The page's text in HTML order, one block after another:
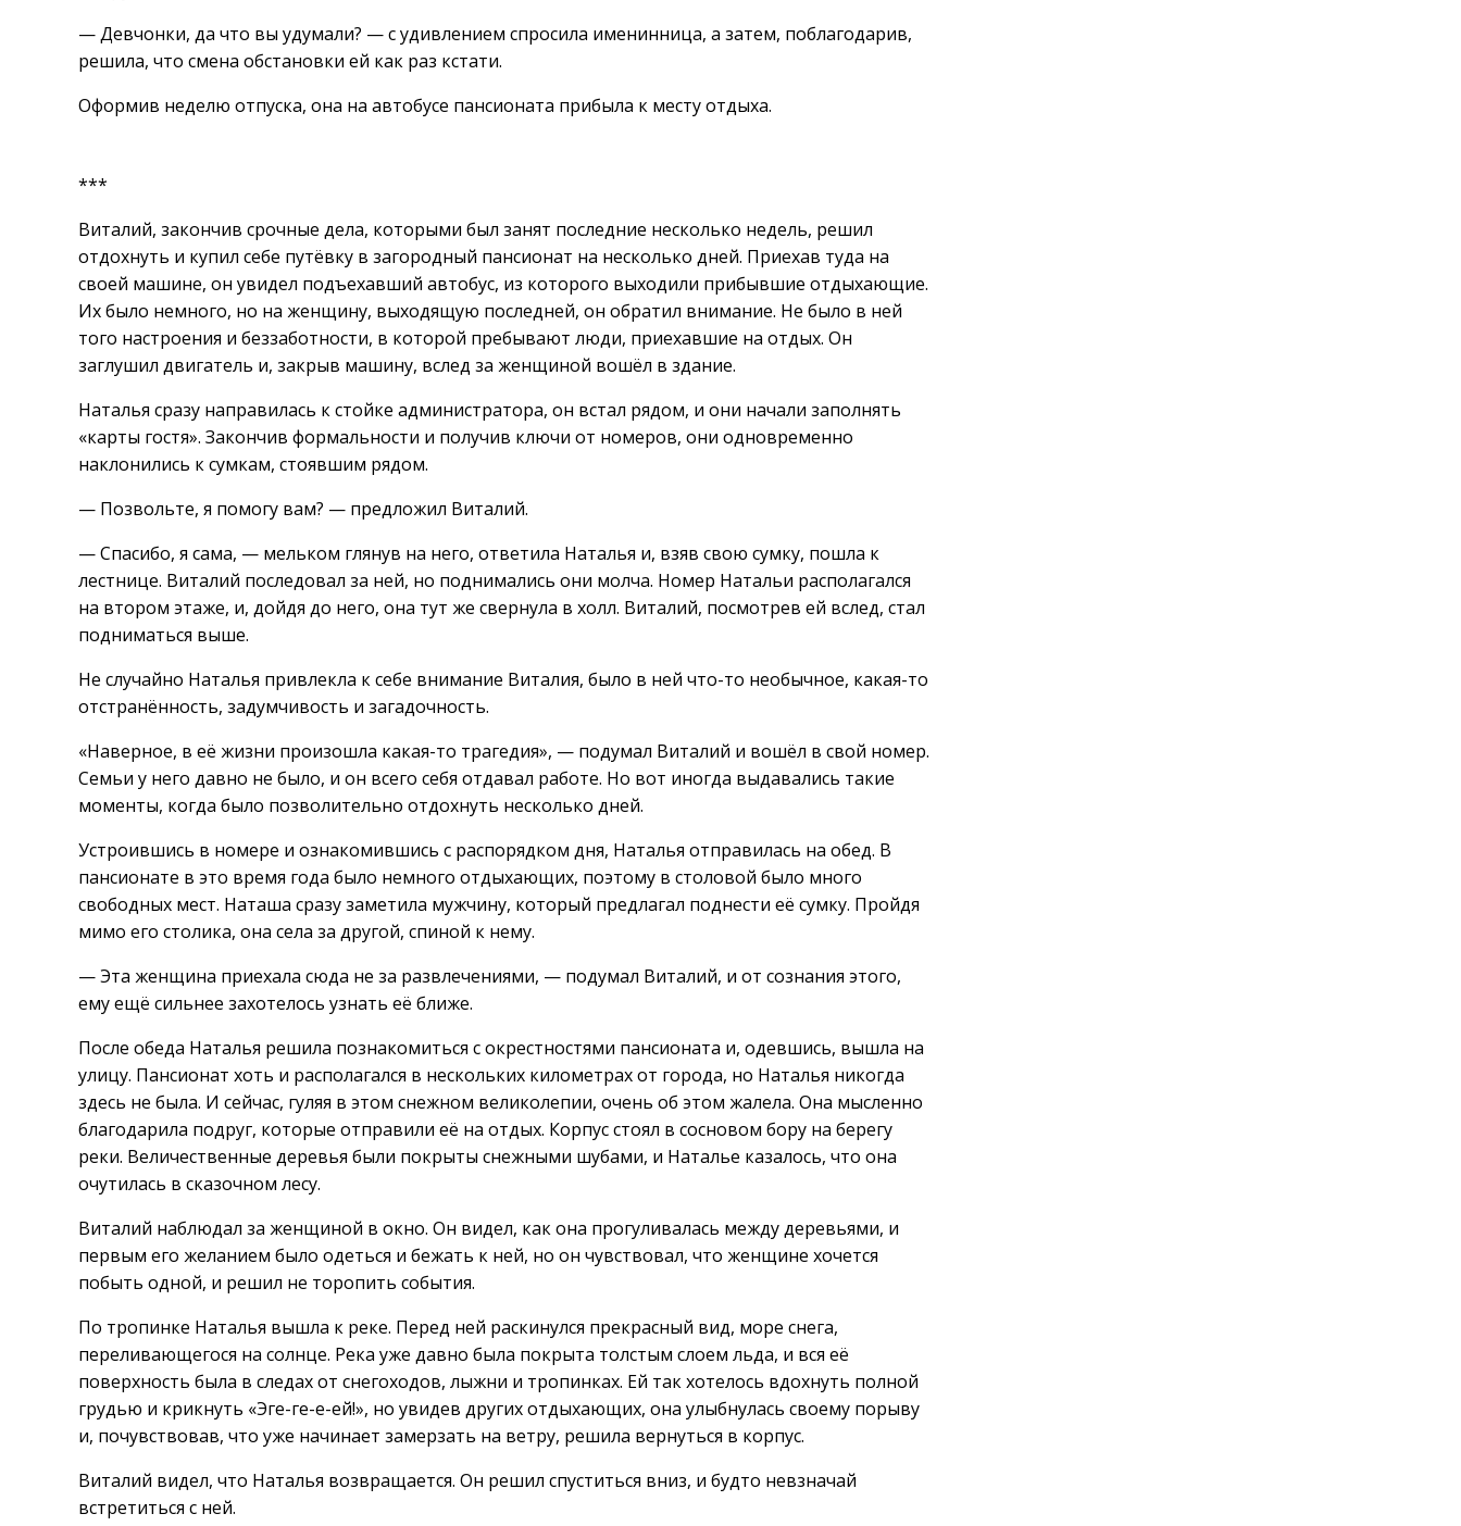
— Девчонки, да что вы удумали? — с удивлением спросила именинница, а затем, поблагодарив,
решила, что смена обстановки ей как раз кстати.
Оформив неделю отпуска, она на автобусе пансионата прибыла к месту отдыха.
***
Виталий, закончив срочные дела, которыми был занят последние несколько недель, решил
отдохнуть и купил себе путёвку в загородный пансионат на несколько дней. Приехав туда на
своей машине, он увидел подъехавший автобус, из которого выходили прибывшие отдыхающие.
Их было немного, но на женщину, выходящую последней, он обратил внимание. Не было в ней
того настроения и беззаботности, в которой пребывают люди, приехавшие на отдых. Он
заглушил двигатель и, закрыв машину, вслед за женщиной вошёл в здание.
Наталья сразу направилась к стойке администратора, он встал рядом, и они начали заполнять
«карты гостя». Закончив формальности и получив ключи от номеров, они одновременно
наклонились к сумкам, стоявшим рядом.
— Позвольте, я помогу вам? — предложил Виталий.
— Спасибо, я сама, — мельком глянув на него, ответила Наталья и, взяв свою сумку, пошла к
лестнице. Виталий последовал за ней, но поднимались они молча. Номер Натальи располагался
на втором этаже, и, дойдя до него, она тут же свернула в холл. Виталий, посмотрев ей вслед, стал
подниматься выше.
Не случайно Наталья привлекла к себе внимание Виталия, было в ней что-то необычное, какая-то
отстранённость, задумчивость и загадочность.
«Наверное, в её жизни произошла какая-то трагедия», — подумал Виталий и вошёл в свой номер.
Семьи у него давно не было, и он всего себя отдавал работе. Но вот иногда выдавались такие
моменты, когда было позволительно отдохнуть несколько дней.
Устроившись в номере и ознакомившись с распорядком дня, Наталья отправилась на обед. В
пансионате в это время года было немного отдыхающих, поэтому в столовой было много
свободных мест. Наташа сразу заметила мужчину, который предлагал поднести её сумку. Пройдя
мимо его столика, она села за другой, спиной к нему.
— Эта женщина приехала сюда не за развлечениями, — подумал Виталий, и от сознания этого,
ему ещё сильнее захотелось узнать её ближе.
После обеда Наталья решила познакомиться с окрестностями пансионата и, одевшись, вышла на
улицу. Пансионат хоть и располагался в нескольких километрах от города, но Наталья никогда
здесь не была. И сейчас, гуляя в этом снежном великолепии, очень об этом жалела. Она мысленно
благодарила подруг, которые отправили её на отдых. Корпус стоял в сосновом бору на берегу
реки. Величественные деревья были покрыты снежными шубами, и Наталье казалось, что она
очутилась в сказочном лесу.
Виталий наблюдал за женщиной в окно. Он видел, как она прогуливалась между деревьями, и
первым его желанием было одеться и бежать к ней, но он чувствовал, что женщине хочется
побыть одной, и решил не торопить события.
По тропинке Наталья вышла к реке. Перед ней раскинулся прекрасный вид, море снега,
переливающегося на солнце. Река уже давно была покрыта толстым слоем льда, и вся её
поверхность была в следах от снегоходов, лыжни и тропинках. Ей так хотелось вдохнуть полной
грудью и крикнуть «Эге-ге-е-ей!», но увидев других отдыхающих, она улыбнулась своему порыву
и, почувствовав, что уже начинает замерзать на ветру, решила вернуться в корпус.
Виталий видел, что Наталья возвращается. Он решил спуститься вниз, и будто невзначай
встретиться с ней.